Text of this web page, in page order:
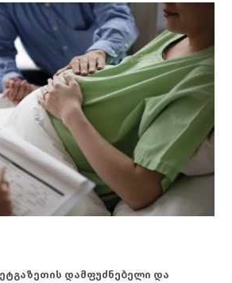
დამფუძნებელი და